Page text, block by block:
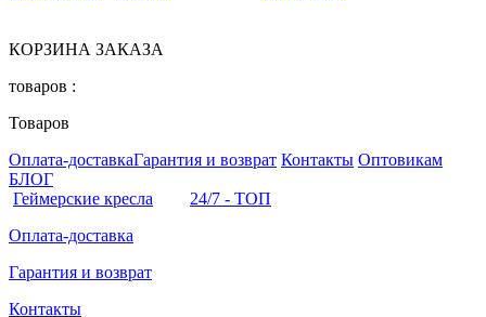
КОРЗИНА ЗАКАЗА
товаров :
Товаров
Оплата-доставкаГарантия и возврат Контакты Оптовикам
БЛОГ
Геймерские кресла
24/7 - ТОП
Оплата-доставка
Гарантия и возврат
Контакты